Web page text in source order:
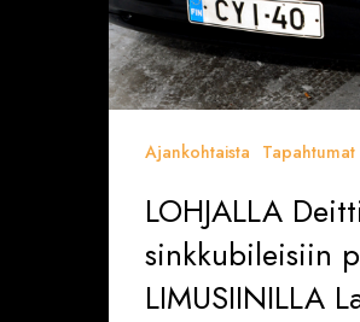
Ajankohtaista Tapahtumat
LOHJALLA
sinkkubileisiin
LIMUSIINILLA